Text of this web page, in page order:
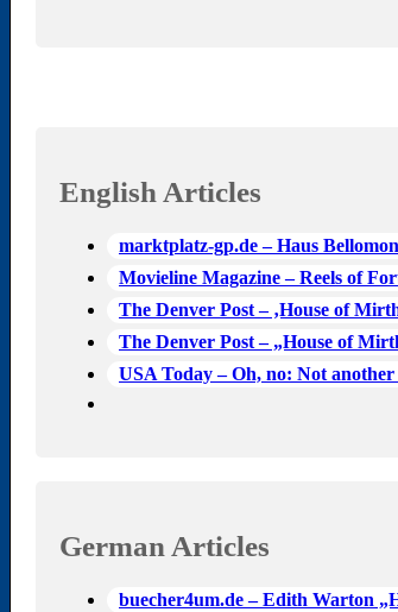
English Articles
marktplatz-gp.de – Haus
Movieline Magazine – Reels of
The Denver Post – ‚House of
The Denver Post – „House of
USA Today – Oh, no: Not
German Articles
buecher4um.de – Edith Warton